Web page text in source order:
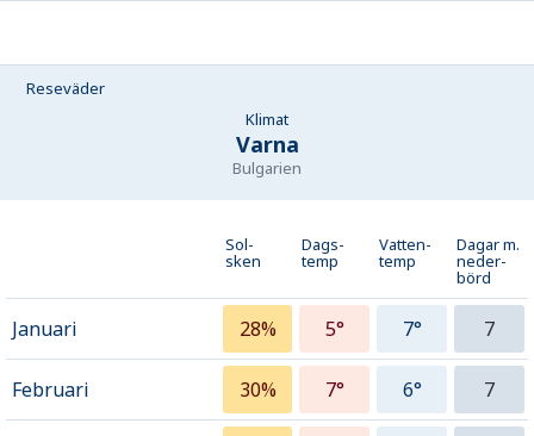
Reseväder
Klimat
Varna
Bulgarien
Sol-
sken
Dags-
temp
Vatten-
temp
Dagar m.
neder­
börd
Januari 28% 5° 7° 7
Februari 30% 7° 6° 7